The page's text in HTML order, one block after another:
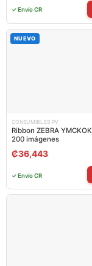
✓ Envío CR
NUEVO
CONSUMIBLES PV
Ribbon ZEBRA
200 imágenes
₡36,443
✓ Envío CR